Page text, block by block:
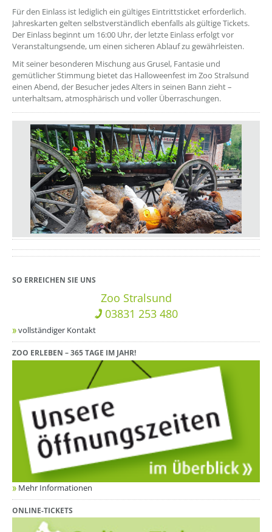
Für den Einlass ist lediglich ein gültiges Eintrittsticket erforderlich.
Jahreskarten gelten selbstverständlich ebenfalls als gültige Tickets.
Der Einlass beginnt um 16:00 Uhr, der letzte Einlass erfolgt vor
Veranstaltungsende, um einen sicheren Ablauf zu gewährleisten.
Mit seiner besonderen Mischung aus Grusel, Fantasie und
gemütlicher Stimmung bietet das Halloweenfest im Zoo Stralsund
einen Abend, der Besucher jedes Alters in seinen Bann zieht –
unterhaltsam, atmosphärisch und voller Überraschungen.
??? absaetzeUnten[1]/titel ???
SO ERREICHEN SIE UNS
Zoo Stralsund
03831 253 480
vollständiger Kontakt
ZOO ERLEBEN – 365 TAGE IM JAHR!
Mehr Informationen
ONLINE-TICKETS